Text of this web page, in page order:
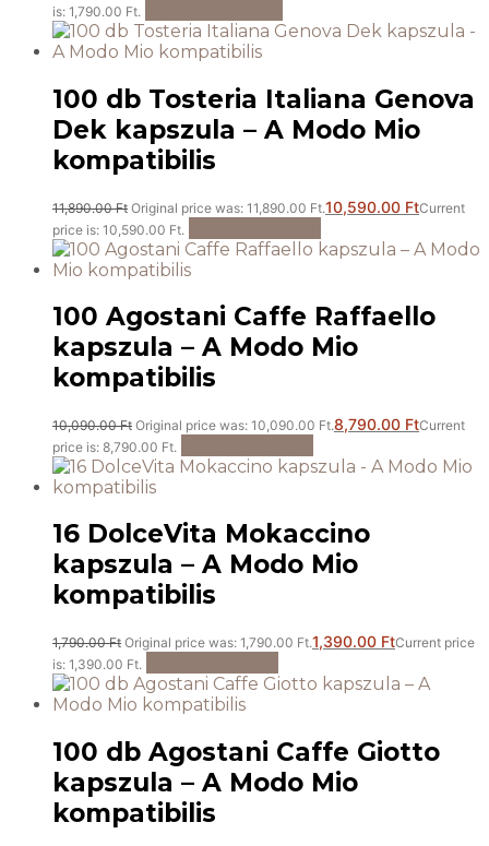
is: 1,790.00 Ft.
100 db Tosteria Italiana Genova
Dek kapszula – A Modo Mio
kompatibilis
11,890.00Ft Original price was: 11,890.00 Ft.10,590.00 FtCurrent
price is: 10,590.00 Ft.
100 Agostani Caffe Raffaello
kapszula – A Modo Mio
kompatibilis
10,090.00Ft Original price was: 10,090.00 Ft.8,790.00 FtCurrent
price is: 8,790.00 Ft.
16 DolceVita Mokaccino
kapszula – A Modo Mio
kompatibilis
1,790.00Ft Original price was: 1,790.00 Ft.1,390.00 FtCurrent price
is: 1,390.00 Ft.
100 db Agostani Caffe Giotto
kapszula – A Modo Mio
kompatibilis